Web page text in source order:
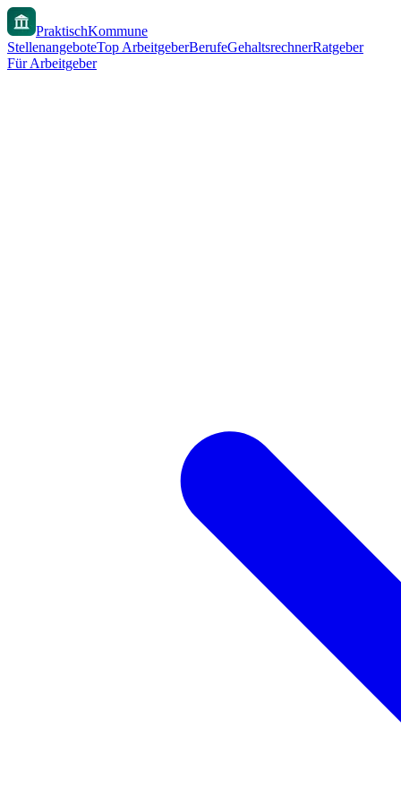
PraktischKommune
StellenangeboteTop ArbeitgeberBerufeGehaltsrechnerRatgeber
Für Arbeitgeber